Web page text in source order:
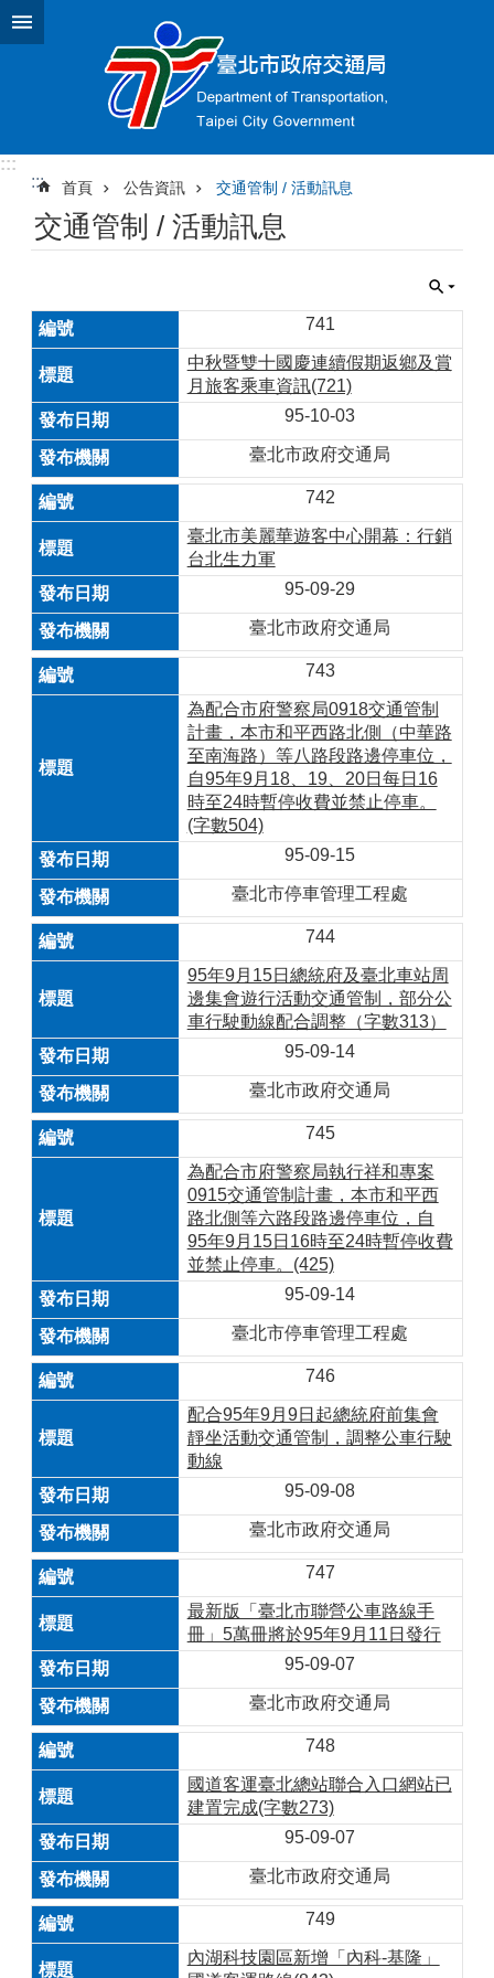
跳到主要內容區塊
:::
:::
首頁 公告資訊 交通管制 / 活動訊息
交通管制 / 活動訊息
741
中秋暨雙十國慶連續假期返鄉及賞
月旅客乘車資訊(721)
95-10-03
臺北市政府交通局
742
臺北市美麗華遊客中心開幕：行銷
台北生力軍
95-09-29
臺北市政府交通局
743
為配合市府警察局0918交通管制
計畫，本市和平西路北側（中華路
至南海路）等八路段路邊停車位，
自95年9月18、19、20日每日16
時至24時暫停收費並禁止停車。
(字數504)
95-09-15
臺北市停車管理工程處
744
95年9月15日總統府及臺北車站周
邊集會遊行活動交通管制，部分公
車行駛動線配合調整（字數313）
95-09-14
臺北市政府交通局
745
為配合市府警察局執行祥和專案
0915交通管制計畫，本市和平西
路北側等六路段路邊停車位，自
95年9月15日16時至24時暫停收費
並禁止停車。(425)
95-09-14
臺北市停車管理工程處
746
配合95年9月9日起總統府前集會
靜坐活動交通管制，調整公車行駛
動線
95-09-08
臺北市政府交通局
747
最新版「臺北市聯營公車路線手
冊」5萬冊將於95年9月11日發行
95-09-07
臺北市政府交通局
748
國道客運臺北總站聯合入口網站已
建置完成(字數273)
95-09-07
臺北市政府交通局
749
內湖科技園區新增「內科-基隆」